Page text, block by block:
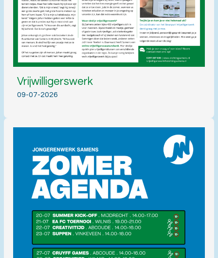
Vrijwilligerswerk
09-07-2026